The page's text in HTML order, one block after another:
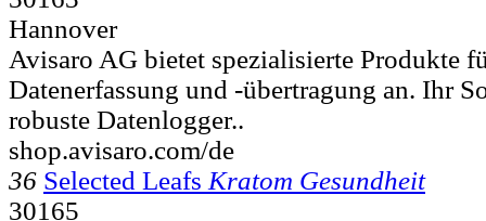
Hannover
Avisaro AG bietet spezialisierte Produkte
Datenerfassung und -übertragung an. Ihr
robuste Datenlogger..
shop.avisaro.com/de
36 Selected Leafs Kratom Gesundheit
30165